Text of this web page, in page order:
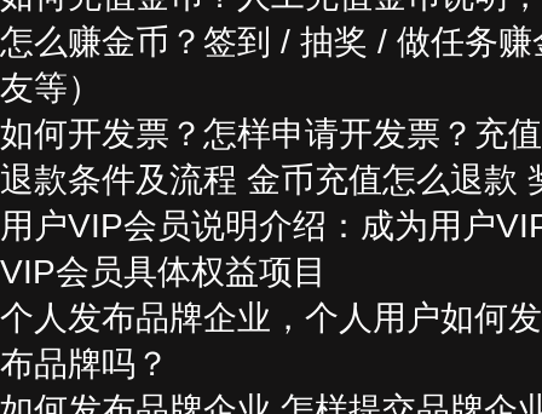
怎么赚金币？签到 / 抽奖 / 做任务
友等）
如何开发票？怎样申请开发票？充
退款条件及流程 金币充值怎么退款
用户VIP会员说明介绍：成为用户
VIP会员具体权益项目
个人发布品牌企业，个人用户如何
布品牌吗？